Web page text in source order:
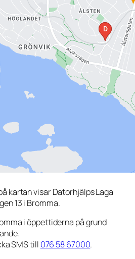
kartan visar Datorhjälps Laga
13 i Bromma.
i öppettiderna på grund
SMS till 076 58 67000.